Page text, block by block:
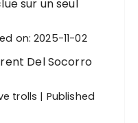
sur un seul
on: 2025-11-02
Del Socorro
trolls
Published